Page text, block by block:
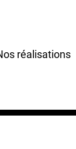
réalisations